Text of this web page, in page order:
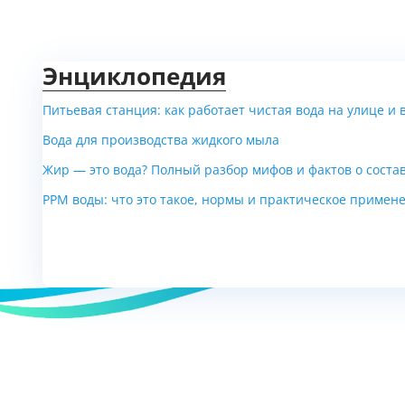
Энциклопедия
Питьевая станция: как работает чистая вода на улице и
Вода для производства жидкого мыла
Жир — это вода? Полный разбор мифов и фактов о
PPM воды: что это такое, нормы и практическое